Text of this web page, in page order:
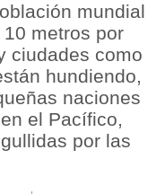
mundial
metros por
ciudades como
hundiendo,
naciones
el Pacífico,
por las